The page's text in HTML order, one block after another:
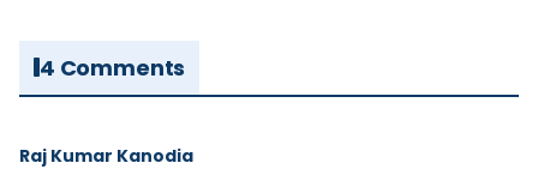
4 Comments
Raj Kumar Kanodia